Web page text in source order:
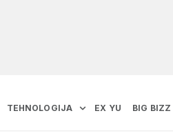
TEHNOLOGIJA EX YU BIG BIZZ